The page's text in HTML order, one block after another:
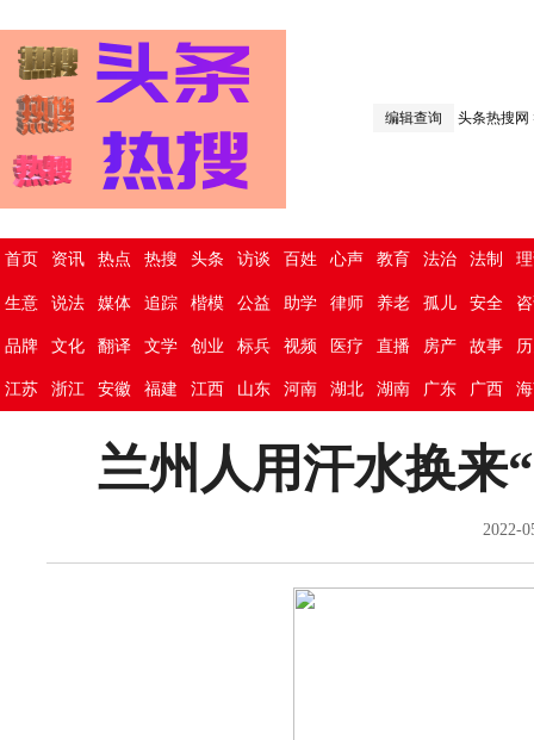
编辑查询 头条热搜网
首页 资讯 热点 热搜 头条 访谈 百姓 心声 教育 法治 法制
生意 说法 媒体 追踪 楷模 公益 助学 律师 养老 孤儿 安全
品牌 文化 翻译 文学 创业 标兵 视频 医疗 直播 房产 故事
江苏 浙江 安徽 福建 江西 山东 河南 湖北 湖南 广东 广西
兰州人用汗水换来
2022-